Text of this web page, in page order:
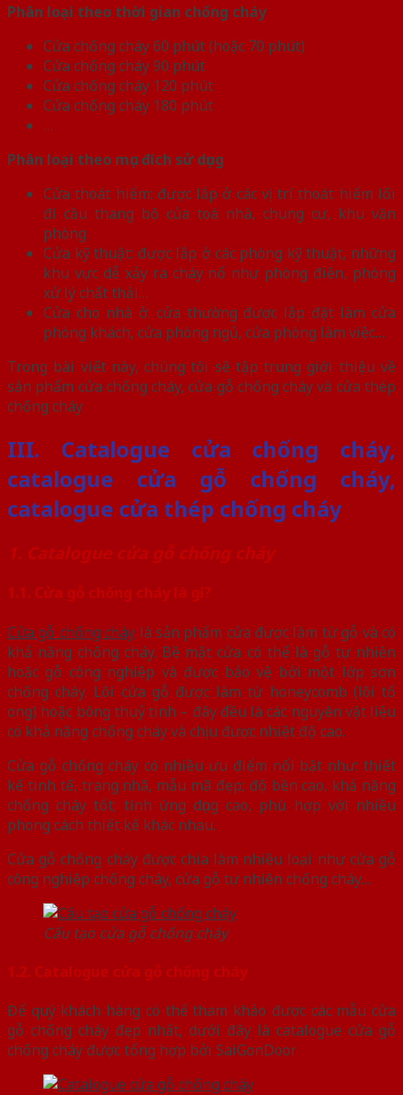
Phân loại theo thời gian chống cháy
Cửa chống cháy 60 phút (hoặc 70 phút)
Cửa chống cháy 90 phút
Cửa chống cháy 120 phút
Cửa chống cháy 180 phút
…
Phân loại theo mục đích sử dụng
Cửa thoát hiểm: được lắp ở các vị trí thoát hiểm lối
đi cầu thang bộ của toà nhà, chung cư, khu văn
phòng
Cửa kỹ thuật: được lắp ở các phòng kỹ thuật, những
khu vực dễ xảy ra cháy nổ như phòng điện, phòng
xử lý chất thải…
Cửa cho nhà ở: cửa thường được lắp đặt làm cửa
phòng khách, cửa phòng ngủ, cửa phòng làm việc…
Trong bài viết này, chúng tôi sẽ tập trung giới thiệu về
sản phẩm cửa chống cháy, cửa gỗ chống cháy và cửa thép
chống cháy
III. Catalogue cửa chống cháy,
catalogue cửa gỗ chống cháy,
catalogue cửa thép chống cháy
1. Catalogue cửa gỗ chống cháy
1.1. Cửa gỗ chống cháy là gì?
Cửa gỗ chống cháy là sản phẩm cửa được làm từ gỗ và có
khả năng chống cháy. Bề mặt cửa có thể là gỗ tự nhiên
hoặc gỗ công nghiệp và được bảo vệ bởi một lớp sơn
chống cháy. Lõi cửa gỗ được làm từ honeycomb (lõi tổ
ong) hoặc bông thuỷ tinh – đây đều là các nguyên vật liệu
có khả năng chống cháy và chịu được nhiệt độ cao.
Cửa gỗ chống cháy có nhiều ưu điểm nổi bật như: thiết
kế tinh tế, trang nhã, mẫu mã đẹp; độ bền cao, khả năng
chống cháy tốt; tính ứng dụng cao, phù hợp với nhiều
phong cách thiết kế khác nhau.
Cửa gỗ chống cháy được chia làm nhiều loại như cửa gỗ
công nghiệp chống cháy, cửa gỗ tự nhiên chống cháy…
Cấu tạo cửa gỗ chống cháy
1.2. Catalogue cửa gỗ chống cháy
Để quý khách hàng có thể tham khảo được các mẫu cửa
gỗ chống cháy đẹp nhất, dưới đây là catalogue cửa gỗ
chống cháy được tổng hợp bởi SaiGonDoor